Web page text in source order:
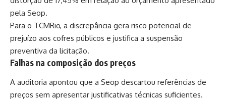
pela Seop.
Para o TCMRio, a discrepância gera risco potencial de
prejuízo aos cofres públicos e justifica a suspensão
preventiva da licitação.
Falhas na composição dos preços
A auditoria apontou que a Seop descartou referências de
preços sem apresentar justificativas técnicas suficientes.